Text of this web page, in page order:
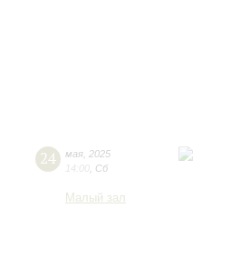
24 мая 2025
Сб
Малый зал